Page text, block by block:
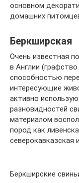
основном
домашних
Беркширская
Очень известная
в Англии
способностью
интересующие
активно
разновидностей
материалом
пород как
северокавказская
Беркширские